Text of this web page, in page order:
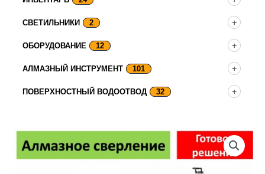
СВЕТИЛЬНИКИ 2
ОБОРУДОВАНИЕ 12
АЛМАЗНЫЙ ИНСТРУМЕНТ 101
ПОВЕРХНОСТНЫЙ ВОДООТВОД 32